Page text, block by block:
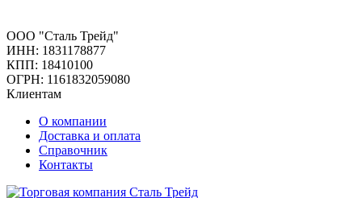
ООО "Сталь Трейд"
ИНН: 1831178877
КПП: 18410100
ОГРН: 1161832059080
Клиентам
О компании
Доставка и оплата
Справочник
Контакты